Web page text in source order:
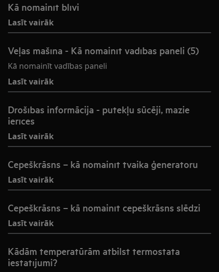
Kā nomainīt blīvi
Lasīt vairāk
Veļas mašīna - Kā nomainīt vadības paneli (5)
Kā nomainīt vadības paneli
Lasīt vairāk
Drošības informācija - putekļu sūcēji, mazie
ierīces
Lasīt vairāk
Cepeškrāsns – kā nomainīt tvaika ģeneratoru
Lasīt vairāk
Cepeškrāsns – kā nomainīt cepeškrāsns slēdzi
Lasīt vairāk
Kādām temperatūrām atbilst termostata
iestatījumi?